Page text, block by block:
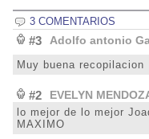
3 COMENTARIOS
#3 Adolfo antonio
Muy buena recopilacion
#2 EVELYN
lo mejor de lo mejor
MAXIMO